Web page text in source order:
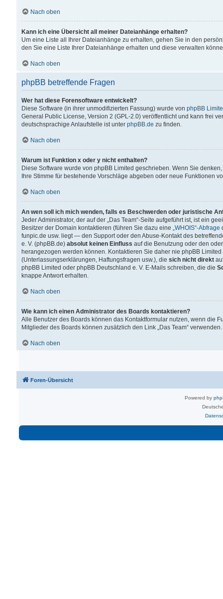
Nach oben
Kann ich eine Übersicht all meiner Dateianhänge erhalten?
Um eine Liste all Ihrer Dateianhänge zu erhalten, gehen Sie in den
den Sie eine Liste Ihrer Dateianhänge erhalten und diese verwalten
Nach oben
phpBB betreffende Fragen
Wer hat diese Forensoftware entwickelt?
Diese Software (in ihrer unmodifizierten Fassung) wurde von phpBB
General Public License, Version 2 (GPL-2.0) veröffentlicht und kann frei
deutschsprachige Anlaufstelle ist unter phpBB.de zu finden.
Nach oben
Warum ist Funktion x oder y nicht enthalten?
Diese Software wurde von phpBB Limited geschrieben. Wenn Sie
Ihre Stimme für bestehende Vorschläge abgeben oder neue Funktionen
Nach oben
An wen soll ich mich wenden, falls es Beschwerden oder juristische
Jeder Administrator, der auf der „Das Team“-Seite aufgeführt ist, ist ein
Besitzer der Domain kontaktieren (führen Sie dazu eine „WHOIS“-Abfrage
funpic.de usw. liegt — den Support oder den Abuse-Kontakt des
e. V. (phpBB.de) absolut keinen Einfluss auf die Benutzung oder den
herangezogen werden können. Kontaktieren Sie daher nie phpBB
(Unterlassungserklärungen, Haftungsfragen usw.), die sich nicht direkt
phpBB Limited oder phpBB Deutschland e. V. E-Mails schreiben, die die
knappe Antwort erhalten.
Nach oben
Wie kann ich einen Administrator des Boards kontaktieren?
Alle Benutzer des Boards können das Kontaktformular nutzen, wenn die
Mitglieder des Boards können zusätzlich den Link „Das Team“ verwenden.
Nach oben
Foren-Übersicht
Powered by